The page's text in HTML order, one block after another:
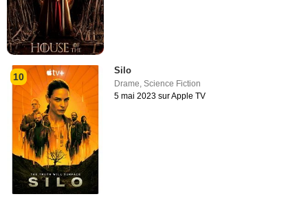
10
Silo
Drame ,Science Fiction
5 mai 2023 sur Apple TV